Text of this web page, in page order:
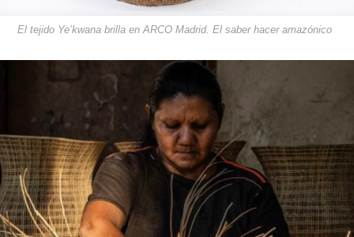
El tejido Ye’kwana brilla en ARCO Madrid. El saber hacer amazónico